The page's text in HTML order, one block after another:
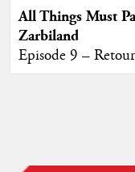
All Things Must
Zarbiland
Episode 9 –